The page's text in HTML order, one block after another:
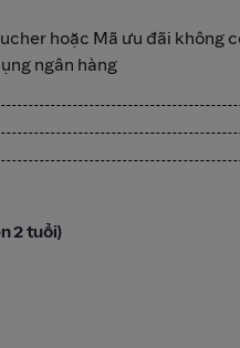
hoặc Mã ưu đãi không
ngân hàng
2 tuổi)